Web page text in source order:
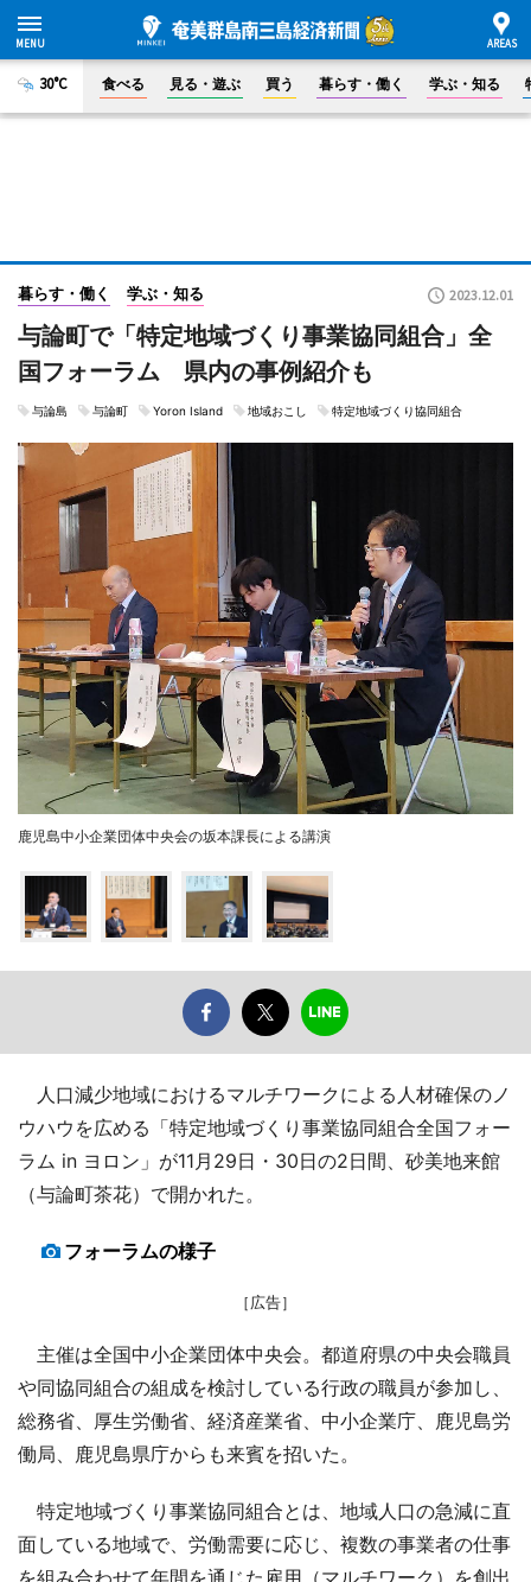
30°C 食べる 見る・遊ぶ 買う 暮らす・働く 学ぶ・知る
暮らす・働く 学ぶ・知る 2023.12.01
与論町で「特定地域づくり事業協同組合」全
国フォーラム 県内の事例紹介も
与論島 与論町 Yoron Island 地域おこし 特定地域づくり協同組合
鹿児島中小企業団体中央会の坂本課長による講演
人口減少地域におけるマルチワークによる人材確保のノ
ウハウを広める「特定地域づくり事業協同組合全国フォー
ラム in ヨロン」が11月29日・30日の2日間、砂美地来館
（与論町茶花）で開かれた。
フォーラムの様子
［広告］
主催は全国中小企業団体中央会。都道府県の中央会職員
や同協同組合の組成を検討している行政の職員が参加し、
総務省、厚生労働省、経済産業省、中小企業庁、鹿児島労
働局、鹿児島県庁からも来賓を招いた。
特定地域づくり事業協同組合とは、地域人口の急減に直
面している地域で、労働需要に応じ、複数の事業者の仕事